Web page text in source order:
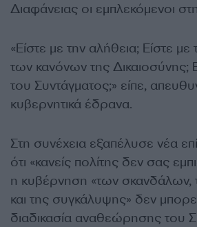
Διαφάνειας οι εμπλεκόμενοι
«Είστε με την αλήθεια; Είστε
των κανόνων της Δικαιοσύνης;
του Συντάγματος;» είπε,
κυβερνητικά έδρανα.
Στη συνέχεια εξαπέλυσε νέα
ότι «κανείς πολίτης δεν σας
η κυβέρνηση «των σκανδάλων,
και της συγκάλυψης» δεν
διαδικασία αναθεώρησης του